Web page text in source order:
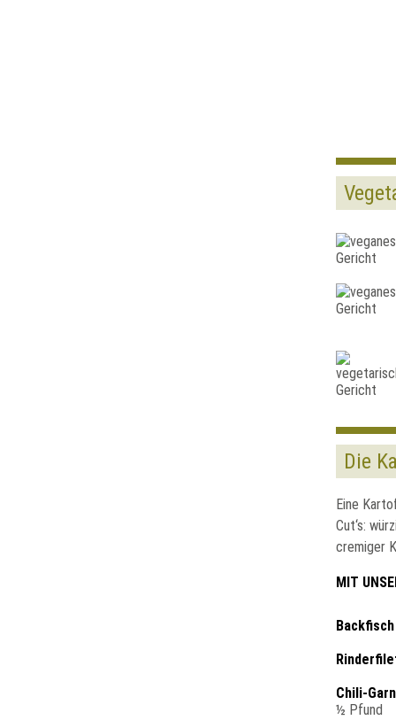
Die
Eine
Cut‘s:
cremiger
MIT
Chili-
½ Pfund